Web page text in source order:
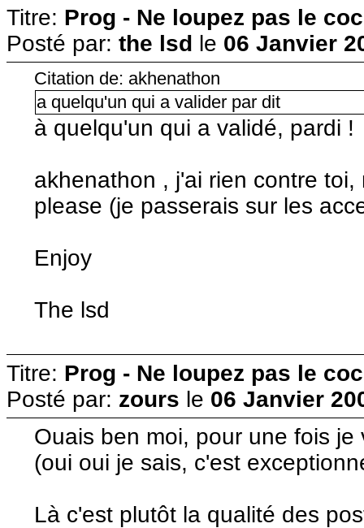
Titre: Prog - Ne loupez pas le
Posté par: the lsd le 06 Janvier
Citation de: akhenathon
a quelqu'un qui a valider par dit
à quelqu'un qui a validé, pardi !
akhenathon , j'ai rien contre
please (je passerais sur les
Enjoy
The lsd
Titre: Prog - Ne loupez pas le
Posté par: zours le 06 Janvier
Ouais ben moi, pour une fois
(oui oui je sais, c'est
Là c'est plutôt la qualité des